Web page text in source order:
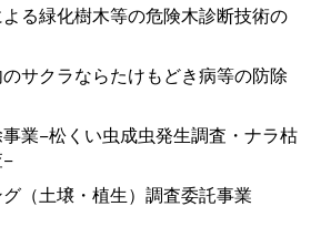
る緑化樹木等の危険木診断技術の
サクラならたけもどき病等の防除
業−松くい虫成虫発生調査・ナラ枯
（土壌・植生）調査委託事業